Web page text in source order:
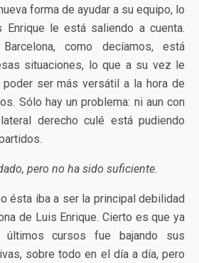
forma de ayudar a su equipo, lo
le está saliendo a cuenta.
como decíamos, está
situaciones, lo que a su vez le
ser más versátil a la hora de
Sólo hay un problema: ni aun con
derecho culé está pudiendo
pero no ha sido suficiente.
ésta iba a ser la principal debilidad
de Luis Enrique. Cierto es que ya
cursos fue bajando sus
sobre todo en el día a día, pero